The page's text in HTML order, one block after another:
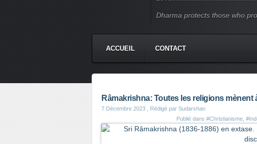
Dharma protects those who
ACCUEIL CONTACT
Râmakrishna: Toutes les religions
7 Décembre 2023 , Rédigé par Sudarshan
Publié dans #Christianisme